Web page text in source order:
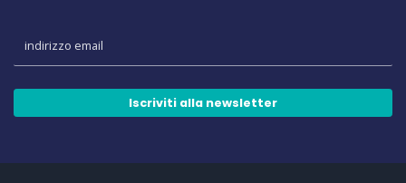
Iscriviti alla newsletter